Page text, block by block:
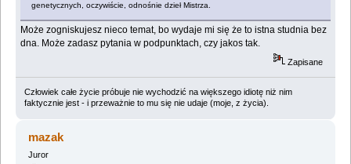
genetycznych, oczywiście, odnośnie dzieł Mistrza.
Może zogniskujesz nieco temat, bo wydaje mi się że to istna studnia bez
dna. Może zadasz pytania w podpunktach, czy jakos tak.
Zapisane
Człowiek całe życie próbuje nie wychodzić na większego idiotę niż nim
faktycznie jest - i przeważnie to mu się nie udaje (moje, z życia).
mazak
Juror